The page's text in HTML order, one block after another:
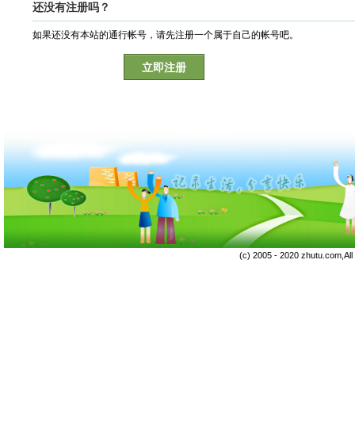
还没有注册吗？
如果还没有本站的通行帐号，请先注册一个属于自己的帐号吧。
立即注册
(c) 2005 - 2020